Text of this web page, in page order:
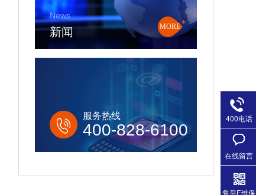
News
新闻 MORE
服务热线
400-828-6100
400电话
在线留言
售后E维保